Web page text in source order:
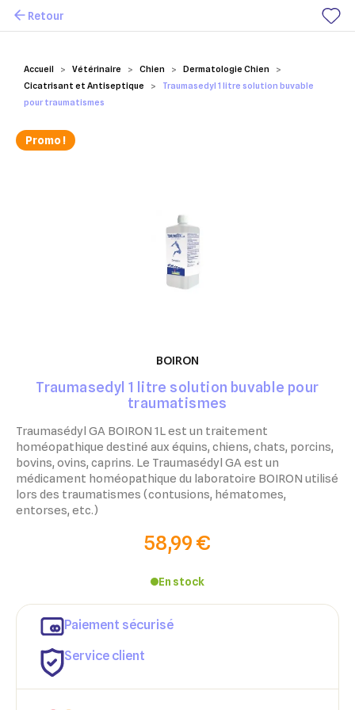
Mes favoris
Accueil Vétérinaire Chien
Dermatologie Chien
Cicatrisant et Antiseptique
Traumasedyl 1 litre solution buvable
pour traumatismes
Retour
BOIRON
Traumasedyl 1 litre solution buvable pour
traumatismes
Traumasédyl GA BOIRON 1Lest un traitement
homéopathique destiné aux équins, chiens, chats, porcins,
bovins, ovins, caprins. Le Traumasédyl GAest un
médicament homéopathique du laboratoire BOIRON utilisé
lors des traumatismes (contusions, hématomes,
entorses, etc.)
58,99 €
En stock
Paiement sécurisé
Service client
Promo !